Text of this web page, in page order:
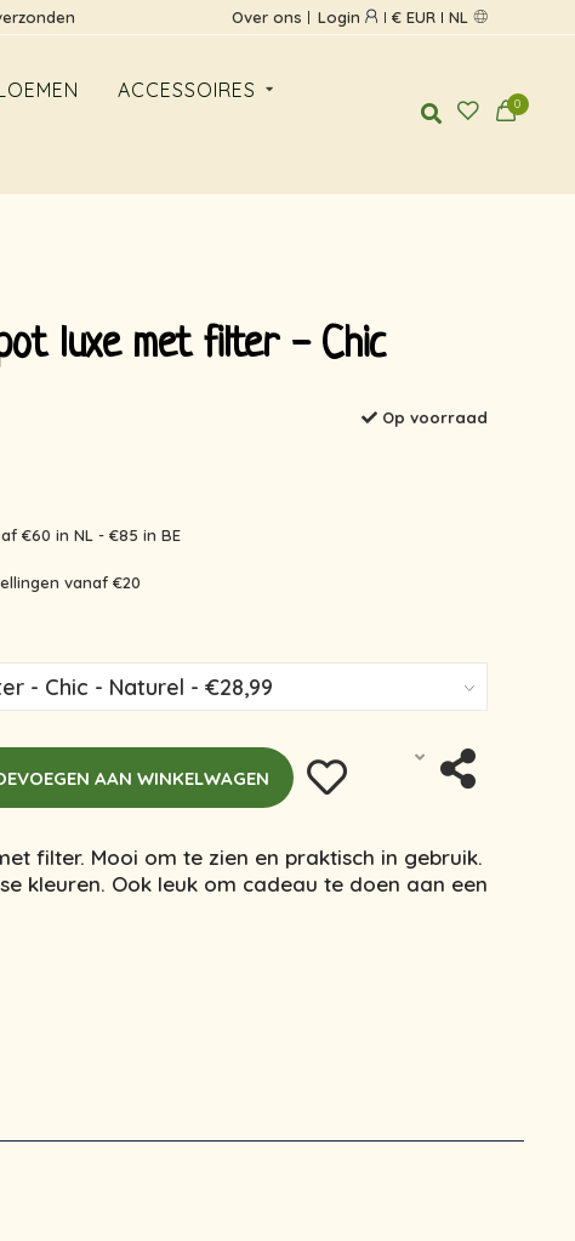
Over ons Login € EUR NL
ACCESSOIRES
0
luxe met filter - Chic
Op voorraad
€60 in NL - €85 in BE
vanaf €20
AAN WINKELWAGEN
filter. Mooi om te zien en praktisch in gebruik.
kleuren. Ook leuk om cadeau te doen aan een